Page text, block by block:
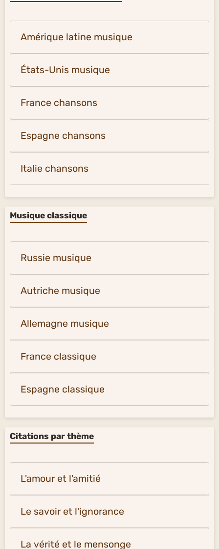
Amérique latine musique
États-Unis musique
France chansons
Espagne chansons
Italie chansons
Musique classique
Russie musique
Autriche musique
Allemagne musique
France classique
Espagne classique
Citations par thème
L'amour et l'amitié
Le savoir et l'ignorance
La vérité et le mensonge